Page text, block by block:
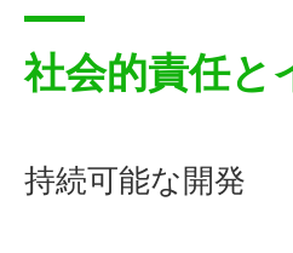
社会的責任と
持続可能な開発